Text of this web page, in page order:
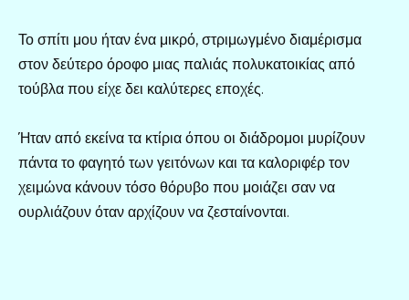
Το σπίτι μου ήταν ένα μικρό, στριμωγμένο διαμέρισμα
στον δεύτερο όροφο μιας παλιάς πολυκατοικίας από
τούβλα που είχε δει καλύτερες εποχές.
Ήταν από εκείνα τα κτίρια όπου οι διάδρομοι μυρίζουν
πάντα το φαγητό των γειτόνων και τα καλοριφέρ τον
χειμώνα κάνουν τόσο θόρυβο που μοιάζει σαν να
ουρλιάζουν όταν αρχίζουν να ζεσταίνονται.